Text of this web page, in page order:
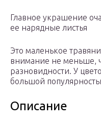
Главное украшение
ее нарядные листья
Это маленькое
внимание не меньше,
разновидности. У
большой
Описание